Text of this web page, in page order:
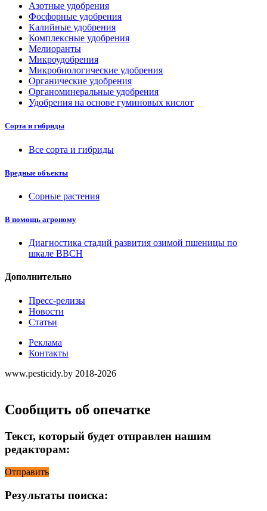
Азотные удобрения
Фосфорные удобрения
Калийные удобрения
Комплексные удобрения
Мелиоранты
Микроудобрения
Микробиологические удобрения
Органические удобрения
Органоминеральные удобрения
Удобрения на основе гуминовых кислот
Сорта и гибриды
Все сорта и гибриды
Вредные объекты
Сорные растения
В помощь агроному
Диагностика стадий развития озимой пшеницы по
шкале ВВСН
Дополнительно
Пресс-релизы
Новости
Статьи
Реклама
Контакты
www.pesticidy.by 2018-2026
Сообщить об опечатке
Текст, который будет отправлен нашим
редакторам:
Отправить
Результаты поиска: